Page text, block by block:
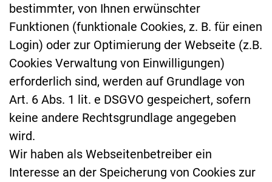
bestimmter, von Ihnen erwünschter
Funktionen (funktionale Cookies, z. B. für einen
Login) oder zur Optimierung der Webseite (z.B.
Cookies Verwaltung von Einwilligungen)
erforderlich sind, werden auf Grundlage von
Art. 6 Abs. 1 lit. e DSGVO gespeichert, sofern
keine andere Rechtsgrundlage angegeben
wird.
Wir haben als Webseitenbetreiber ein
Interesse an der Speicherung von Cookies zur